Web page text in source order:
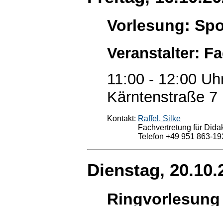
Vorlesung:
Veranstalter:
11:00 - 12:00
Kärntenstraße 7
Kontakt: Raffel, Silke
Fachvertretung für
Telefon +49 951 863-
Dienstag,